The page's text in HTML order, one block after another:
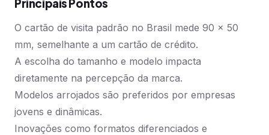
Principais Pontos
O cartão de visita padrão no Brasil mede 90 × 50
mm, semelhante a um cartão de crédito.
A escolha do tamanho e modelo impacta
diretamente na percepção da marca.
Modelos arrojados são preferidos por empresas
jovens e dinâmicas.
Inovações como formatos diferenciados e